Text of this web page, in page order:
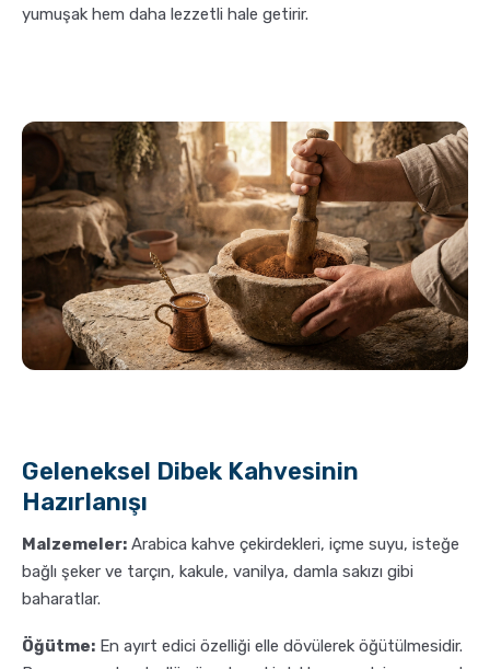
yumuşak hem daha lezzetli hale getirir.
Geleneksel Dibek Kahvesinin
Hazırlanışı
Malzemeler: Arabica kahve çekirdekleri, içme suyu, isteğe
bağlı şeker ve tarçın, kakule, vanilya, damla sakızı gibi
baharatlar.
Öğütme: En ayırt edici özelliği elle dövülerek öğütülmesidir.